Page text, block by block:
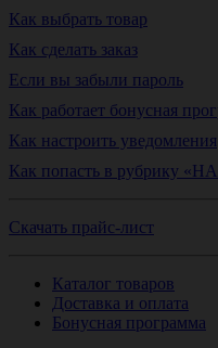
Как выбрать товар
Как сделать заказ
Если вы забыли пароль
Как работает бонусная
Как настроить уведомления
Как попасть в рубрику
Скачать прайс-лист
Каталог товаров
Доставка и оплата
Бонусная программа